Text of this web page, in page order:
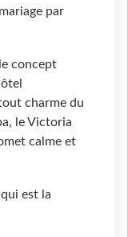
par
concept
charme du
le Victoria
calme et
est la